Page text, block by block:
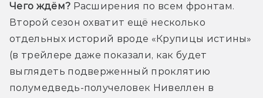
Чего ждём? Расширения по всем фронтам.
Второй сезон охватит ещё несколько
отдельных историй вроде «Крупицы истины»
(в трейлере даже показали, как будет
выглядеть подверженный проклятию
полумедведь-получеловек Нивеллен в